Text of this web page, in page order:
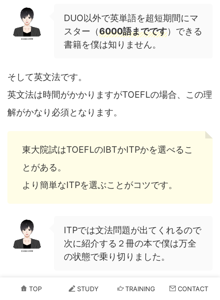
DUO以外で英単語を超短期間にマ
スター（6000語までです）できる
書籍を僕は知りません。
そして英文法です。
英文法は時間がかかりますがTOEFLの場合、この理
解がかなり必須となります。
東大院試はTOEFLのIBTかITPかを選べるこ
とがある。
より簡単なITPを選ぶことがコツです。
ITPでは文法問題が出てくれるので
次に紹介する２冊の本で僕は万全
の状態で乗り切りました。
TOP STUDY TRAINING CONTACT